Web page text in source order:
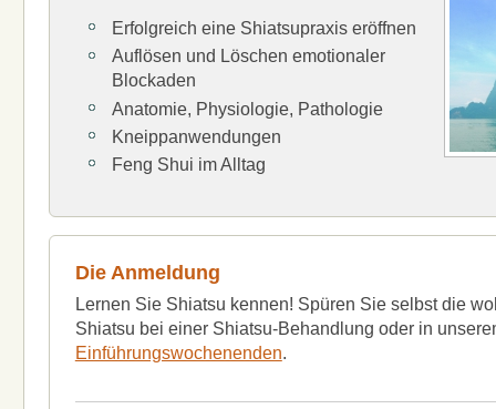
Erfolgreich eine Shiatsupraxis eröffnen
Auflösen und Löschen emotionaler
Blockaden
Anatomie, Physiologie, Pathologie
Kneippanwendungen
Feng Shui im Alltag
Die Anmeldung
Lernen Sie Shiatsu kennen! Spüren Sie selbst die
Shiatsu bei einer Shiatsu-Behandlung oder in
Einführungswochenenden.